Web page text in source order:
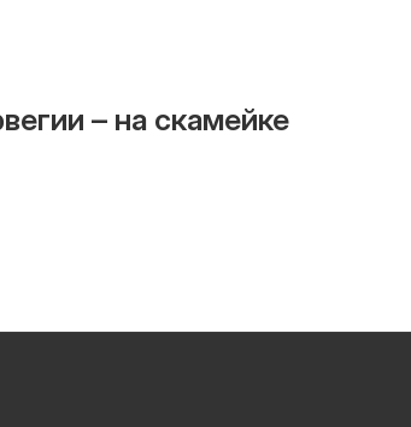
– на скамейке